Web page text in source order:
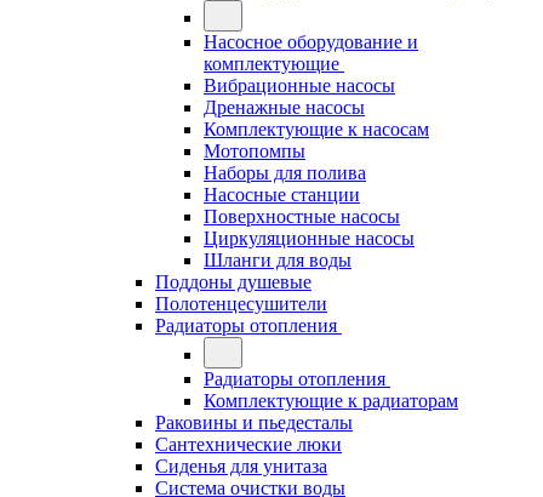
Насосное оборудование и
комплектующие
Вибрационные насосы
Дренажные насосы
Комплектующие к насосам
Мотопомпы
Наборы для полива
Насосные станции
Поверхностные насосы
Циркуляционные насосы
Шланги для воды
Поддоны душевые
Полотенцесушители
Радиаторы отопления
Радиаторы отопления
Комплектующие к радиаторам
Раковины и пьедесталы
Сантехнические люки
Сиденья для унитаза
Система очистки воды